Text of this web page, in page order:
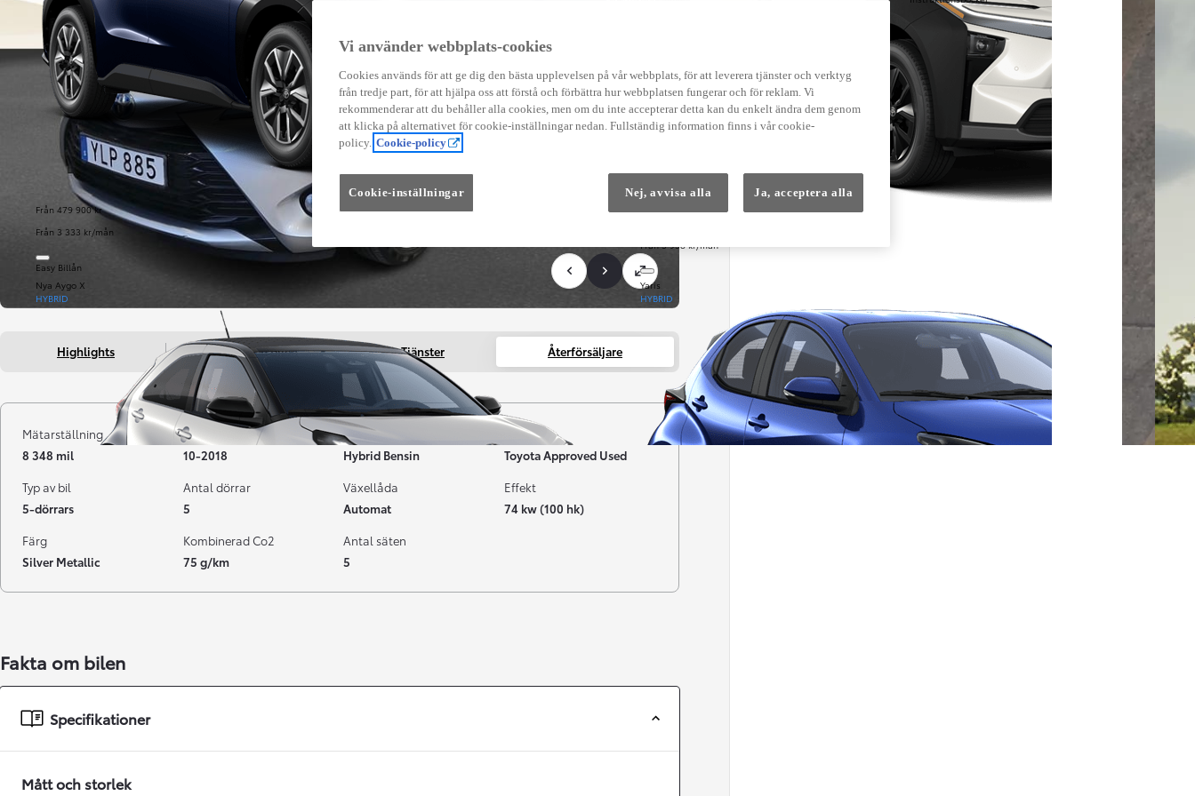
Från 479 900 kr
Från 3 333 kr/mån
Easy Billån
Från 3 958 kr/mån
Nya Aygo X
HYBRID
Från 238 900 kr
Easy Billån
Yaris
HYBRID
Easy Billån
GR Yaris
Highlights Fakta om bilen Tjänster Återförsäljare
Mätarställning
8 348 mil
Registrerad
10-2018
Bränsle
Hybrid Bensin
Garanti
Toyota Approved Used
Typ av bil
5-dörrars
Antal dörrar
5
Växellåda
Automat
Effekt
74 kw (100 hk)
Färg
Silver Metallic
Kombinerad Co2
75 g/km
Antal säten
5
Fakta om bilen
Specifikationer
Mått och storlek
Vi använder webbplats-cookies
Cookies används för att ge dig den bästa upplevelsen på vår webbplats, för att leverera tjänster och verktyg
från tredje part, för att hjälpa oss att förstå och förbättra hur webbplatsen fungerar och för reklam. Vi
rekommenderar att du behåller alla cookies, men om du inte accepterar detta kan du enkelt ändra dem genom
att klicka på alternativet för cookie-inställningar nedan. Fullständig information finns i vår cookie-
policy. Cookie-policy
Cookie-inställningar Nej, avvisa alla Ja, acceptera alla